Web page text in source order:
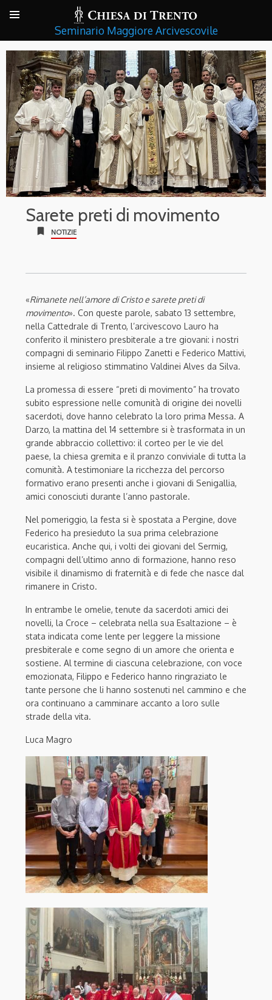
Seminario Maggiore Arcivescovile
Sarete preti di movimento
bookmark NOTIZIE
«Rimanete nell’amore di Cristo e sarete preti di
movimento». Con queste parole, sabato 13 settembre,
nella Cattedrale di Trento, l’arcivescovo Lauro ha
conferito il ministero presbiterale a tre giovani: i nostri
compagni di seminario Filippo Zanetti e Federico Mattivi,
insieme al religioso stimmatino Valdinei Alves da Silva.
La promessa di essere “preti di movimento” ha trovato
subito espressione nelle comunità di origine dei novelli
sacerdoti, dove hanno celebrato la loro prima Messa. A
Darzo, la mattina del 14 settembre si è trasformata in un
grande abbraccio collettivo: il corteo per le vie del
paese, la chiesa gremita e il pranzo conviviale di tutta la
comunità. A testimoniare la ricchezza del percorso
formativo erano presenti anche i giovani di Senigallia,
amici conosciuti durante l’anno pastorale.
Nel pomeriggio, la festa si è spostata a Pergine, dove
Federico ha presieduto la sua prima celebrazione
eucaristica. Anche qui, i volti dei giovani del Sermig,
compagni dell’ultimo anno di formazione, hanno reso
visibile il dinamismo di fraternità e di fede che nasce dal
rimanere in Cristo.
In entrambe le omelie,tenute da sacerdoti amici dei
novelli, la Croce – celebrata nella sua Esaltazione – è
stata indicata come lente per leggere la missione
presbiterale e come segno di un amore che orienta e
sostiene. Al termine di ciascuna celebrazione, con voce
emozionata, Filippo e Federico hanno ringraziato le
tante persone che li hanno sostenuti nel cammino e che
ora continuano a camminare accanto a loro sulle
strade della vita.
Luca Magro